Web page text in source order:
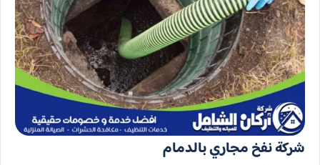
شركة نفخ مجاري بالدمام